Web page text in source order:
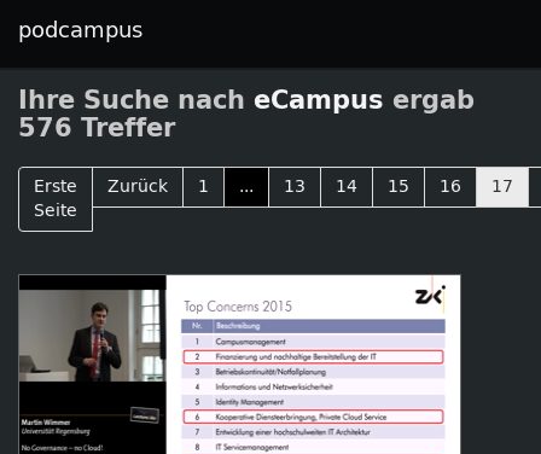
podcampus
Ihre Suche nach eCampus ergab
576 Treffer
Erste
Seite
Zurück 1 ... 13 14 15 16 17